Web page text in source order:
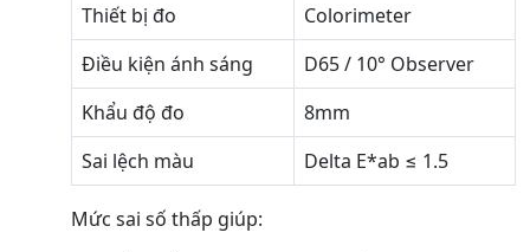
Thiết bị đo
Colorimeter
Điều kiện ánh sáng
D65 / 10° Observer
Khẩu độ đo
8mm
Sai lệch màu
Delta E*ab ≤ 1.5
Mức sai số thấp giúp: